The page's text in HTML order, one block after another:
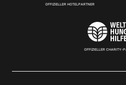
OFFIZIELLER HOTELPARTNER
OFFIZIELLER CHARITY-